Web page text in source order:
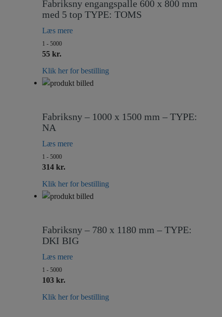
Fabriksny engangspalle 600 x 800 mm
med 5 top TYPE: TOMS
Læs mere
1 - 5000
55 kr.
Klik her for bestilling
Fabriksny – 1000 x 1500 mm – TYPE:
NA
Læs mere
1 - 5000
314 kr.
Klik her for bestilling
Fabriksny – 780 x 1180 mm – TYPE:
DKI BIG
Læs mere
1 - 5000
103 kr.
Klik her for bestilling